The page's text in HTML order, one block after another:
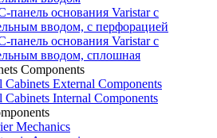
основания Varistar с
вводом, с перфорацией
основания Varistar с
вводом, сплошная
Components
Cabinets External Components
Cabinets Internal Components
Mechanics